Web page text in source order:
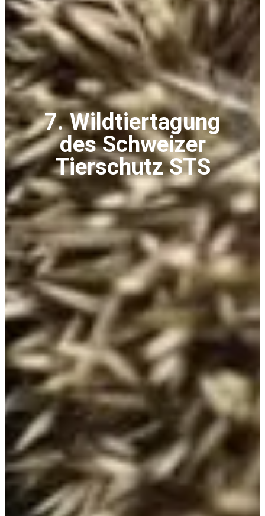
7. Wildtiertagung
des Schweizer
Tierschutz STS